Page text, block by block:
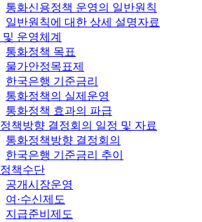
통화신용정책 운영의 일반원칙
일반원칙에 대한 상세 설명자료
및 운영체계
통화정책 목표
물가안정목표제
한국은행 기준금리
통화정책의 실제운영
통화정책 효과의 파급
책방향 결정회의 일정 및 자료
통화정책방향 결정회의
한국은행 기준금리 추이
책수단
공개시장운영
여·수신제도
지급준비제도